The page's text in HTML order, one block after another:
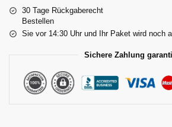
30 Tage Rückgaberecht
Bestellen
Sie vor 14:30 Uhr und Ihr Paket wird noch
Sichere Zahlung